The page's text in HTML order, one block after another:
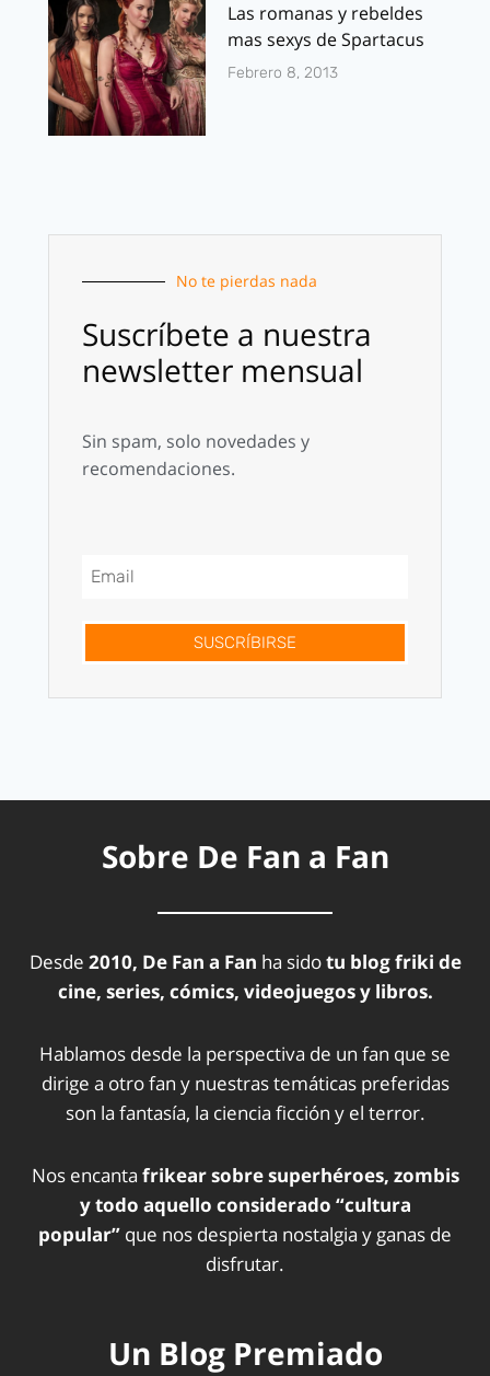
Las romanas y rebeldes
mas sexys de Spartacus
Febrero 8, 2013
No te pierdas nada
Suscríbete a nuestra
newsletter mensual
Sin spam, solo novedades y
recomendaciones.
SUSCRÍBIRSE
Sobre De Fan a Fan
Desde 2010, De Fan a Fan ha sidotu blog friki de
cine, series, cómics, videojuegos y libros.
Hablamos desde la perspectiva de un fan que se
dirige a otro fan y nuestras temáticas preferidas
son la fantasía, la ciencia ficción y el terror.
Nos encanta frikear sobre superhéroes, zombis
y todo aquello considerado “cultura
popular” que nos despierta nostalgia y ganas de
disfrutar.
Un Blog Premiado